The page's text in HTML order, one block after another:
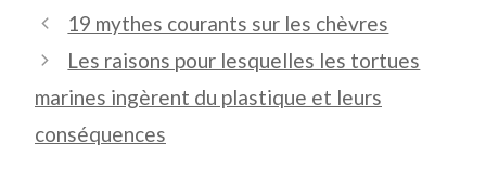
19 mythes courants sur les chèvres
Les raisons pour lesquelles les tortues
marines ingèrent du plastique et leurs
conséquences